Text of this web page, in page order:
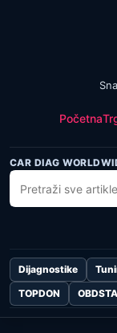
Početna
CAR DIAG
Dijagnostike
TOPDON
Skip to